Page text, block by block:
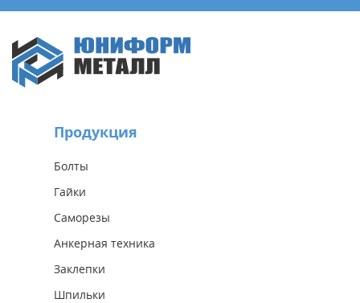
Продукция
Болты
Гайки
Саморезы
Анкерная техника
Заклепки
Шпильки